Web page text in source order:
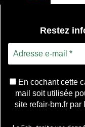
Restez
En cochant cette
mail soit utilisée
site refair-bm.fr